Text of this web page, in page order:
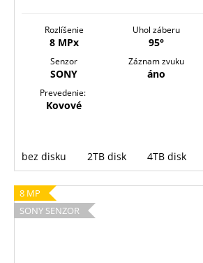
Rozlíšenie
8 MPx
Uhol záberu
95°
Senzor
SONY
Záznam zvuku
áno
Prevedenie:
Kovové
bez disku 2TB disk 4TB disk
8 MP
SONY SENZOR